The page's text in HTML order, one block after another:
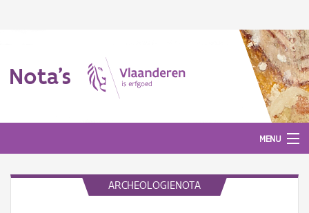
Nota's
MENU
ARCHEOLOGIENOTA